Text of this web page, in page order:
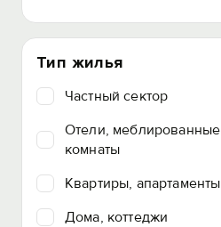
Тип жилья
Частный сектор
Отели, меблированные
комнаты
Квартиры, апартаменты
Дома, коттеджи